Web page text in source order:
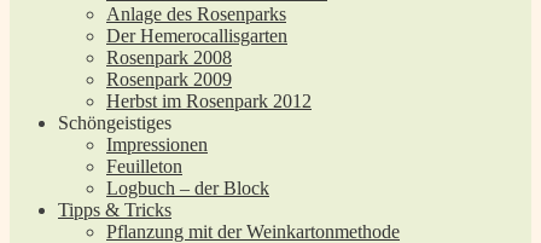
Anlage des Rosenparks
Der Hemerocallisgarten
Rosenpark 2008
Rosenpark 2009
Herbst im Rosenpark 2012
Schöngeistiges
Impressionen
Feuilleton
Logbuch – der Block
Tipps & Tricks
Pflanzung mit der Weinkartonmethode